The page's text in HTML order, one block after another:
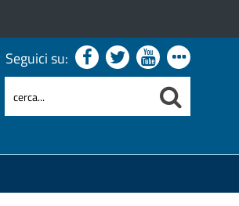
Seguici su: